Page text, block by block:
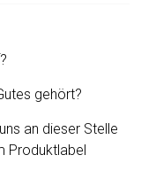
gehört?
an dieser Stelle
Produktlabel